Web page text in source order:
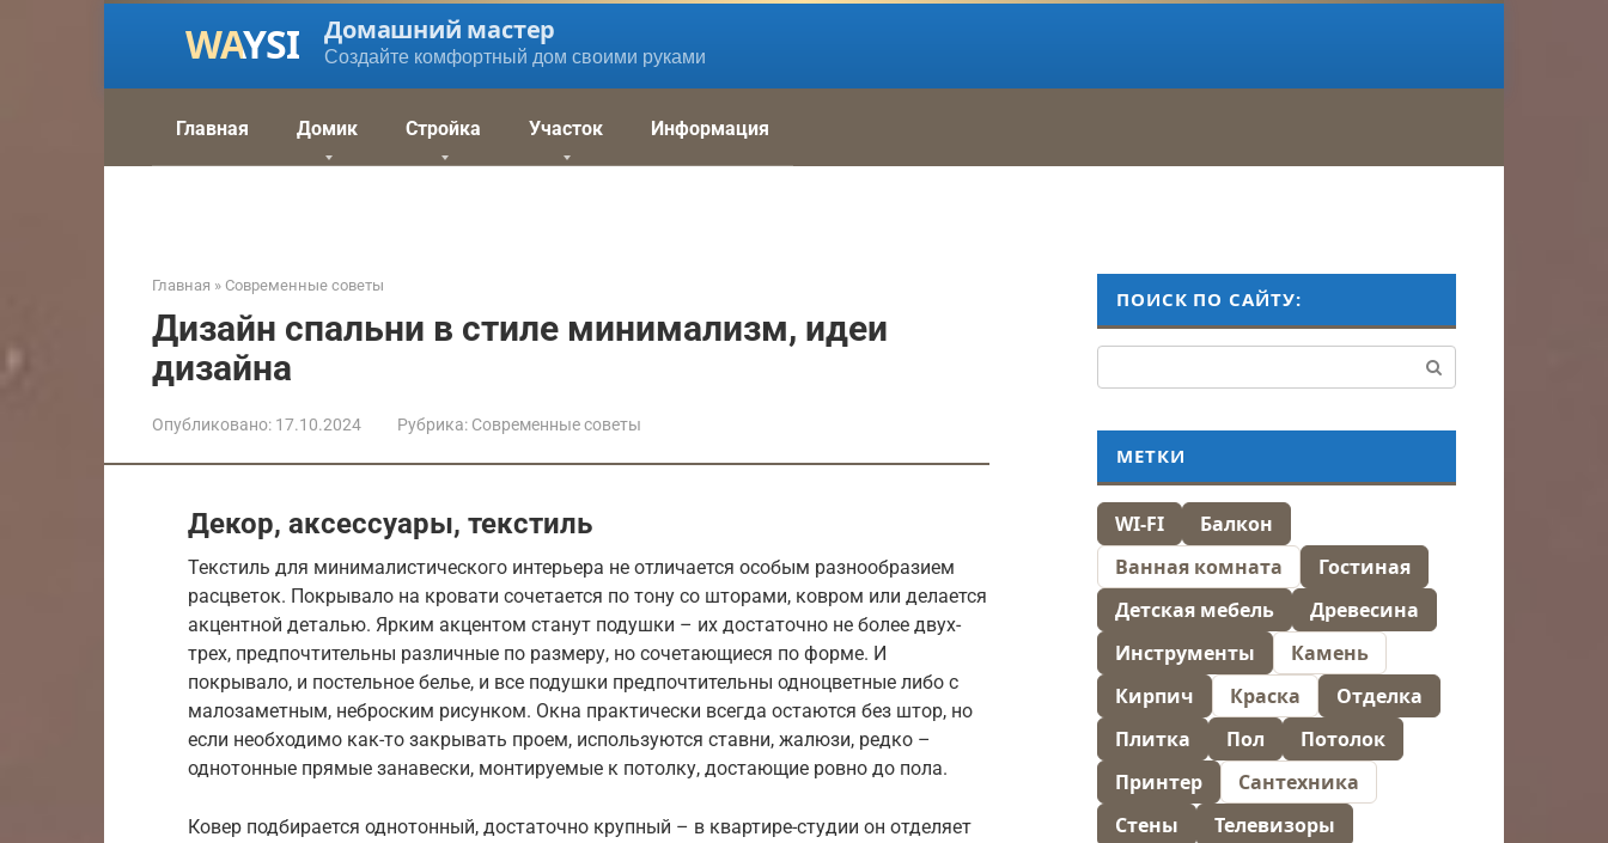
Домашний мастер
Создайте комфортный дом своими руками
Главная Домик Стройка Участок Информация
Главная » Современные советы
Дизайн спальни в стиле минимализм, идеи
дизайна
Опубликовано: 17.10.2024 Рубрика: Современные советы
Декор, аксессуары, текстиль
Текстиль для минималистического интерьера не отличается особым разнообразием
расцветок. Покрывало на кровати сочетается по тону со шторами, ковром или делается
акцентной деталью. Ярким акцентом станут подушки – их достаточно не более двух-
трех, предпочтительны различные по размеру, но сочетающиеся по форме. И
покрывало, и постельное белье, и все подушки предпочтительны одноцветные либо с
малозаметным, неброским рисунком. Окна практически всегда остаются без штор, но
если необходимо как-то закрывать проем, используются ставни, жалюзи, редко –
однотонные прямые занавески, монтируемые к потолку, достающие ровно до пола.
Ковер подбирается однотонный, достаточно крупный – в квартире-студии он отделяет
ПОИСК ПО САЙТУ:
МЕТКИ
WI-FI
Балкон
Ванная комната
Гостиная
Детская мебель
Древесина
Инструменты
Камень
Кирпич
Краска
Отделка
Плитка
Пол
Потолок
Принтер
Сантехника
Стены
Телевизоры